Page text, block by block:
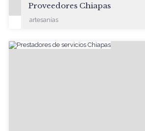
Proveedores Chiapas
artesanías